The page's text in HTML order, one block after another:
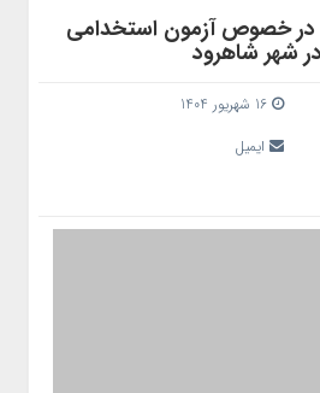
در خصوص آزمون استخدامی
شهر شاهرود
16 شهریور 1404
ایمیل